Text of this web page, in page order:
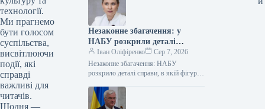
технології.
Ми прагнемо
бути голосом
суспільства,
висвітлюючи
події, які
справді
важливі для
читачів.
Щодня —
Виконувач обов’язків міністра
оборони…
Незаконне збагачення: у
НАБУ розкрили деталі
справи, де фігурує
Стефанішина
Іван Оліфіренко
Сер 7, 2026
Незаконне збагачення: НАБУ
розкрило деталі справи, в якій фігурує
Укрінформ Національне
антикорупційне бюро України разом зі